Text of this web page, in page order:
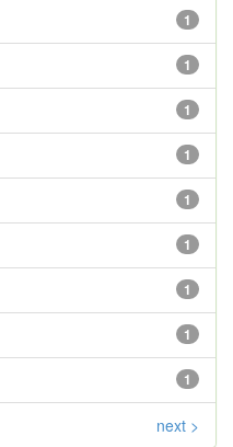
1
1
1
1
1
1
1
1
1
next >